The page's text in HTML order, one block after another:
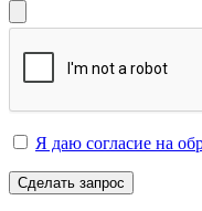
Я даю согласие на
Сделать запрос